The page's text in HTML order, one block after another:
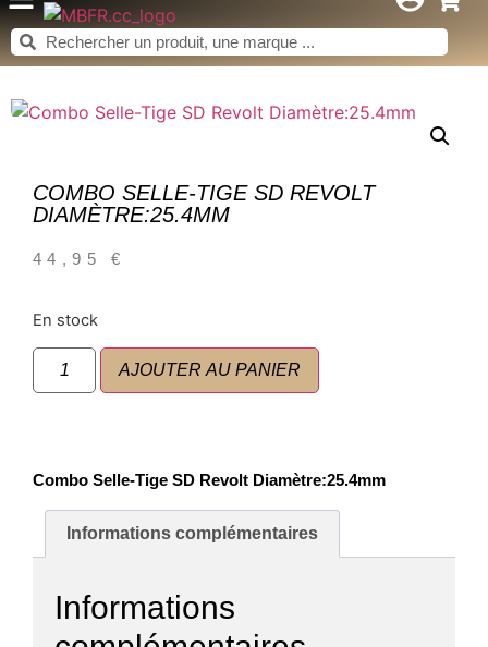
COMBO SELLE-TIGE SD REVOLT
DIAMÈTRE:25.4MM
44,95€
En stock
AJOUTER AU PANIER
Combo Selle-Tige SD Revolt Diamètre:25.4mm
Informations complémentaires
Informations